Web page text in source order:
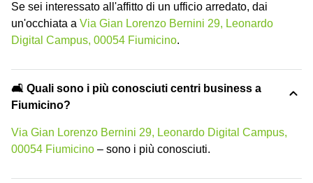
Se sei interessato all'affitto di un ufficio arredato, dai
un'occhiata a Via Gian Lorenzo Bernini 29, Leonardo
Digital Campus, 00054 Fiumicino.
🛋️ Quali sono i più conosciuti centri business a
Fiumicino?
Via Gian Lorenzo Bernini 29, Leonardo Digital Campus,
00054 Fiumicino – sono i più conosciuti.